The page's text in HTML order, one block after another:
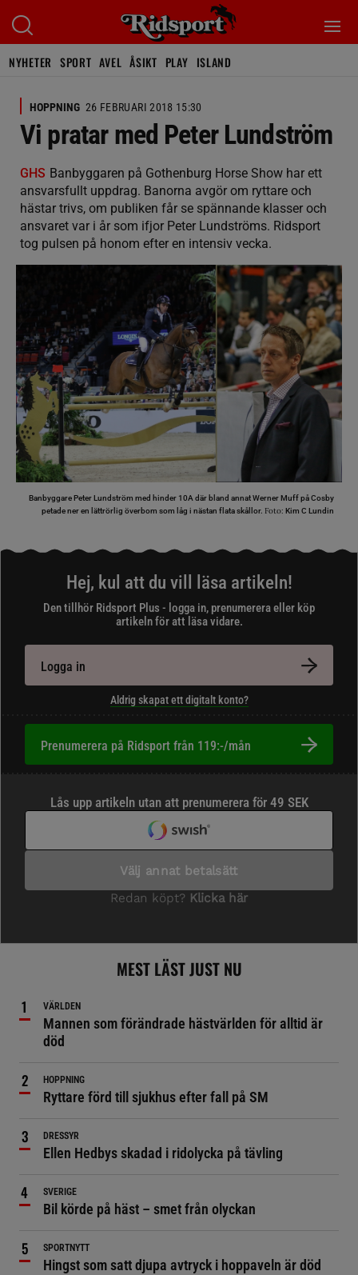
NYHETER SPORT AVEL ÅSIKT PLAY ISLAND
HOPPNING 26 FEBRUARI 2018 15:30
Vi pratar med Peter Lundström
GHS Banbyggaren på Gothenburg Horse Show har ett
ansvarsfullt uppdrag. Banorna avgör om ryttare och
hästar trivs, om publiken får se spännande klasser och
ansvaret var i år som ifjor Peter Lundströms. Ridsport
tog pulsen på honom efter en intensiv vecka.
Banbyggare Peter Lundström med hinder 10A där bland annat Werner Muff på Cosby
petade ner en lättrörlig överbom som låg i nästan flata skållor. Foto: Kim C Lundin
Hej, kul att du vill läsa artikeln!
Den tillhör Ridsport Plus - logga in, prenumerera eller köp
artikeln för att läsa vidare.
Logga in
Aldrig skapat ett digitalt konto?
Prenumerera på Ridsport från 119:-/mån
MEST LÄST JUST NU
VÄRLDEN
Mannen som förändrade hästvärlden för alltid är
död
HOPPNING
Ryttare förd till sjukhus efter fall på SM
DRESSYR
Ellen Hedbys skadad i ridolycka på tävling
SVERIGE
Bil körde på häst – smet från olyckan
SPORTNYTT
Hingst som satt djupa avtryck i hoppaveln är död